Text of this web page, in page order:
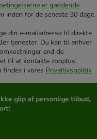
er gældende
inden for de seneste 30 dage.
din e-mailadresse til direkte
tjenester. Du kan til enhver
end de
til at kontakte zooplus'
findes i vores Privatlivspolitik
glip af personlige tilbud,